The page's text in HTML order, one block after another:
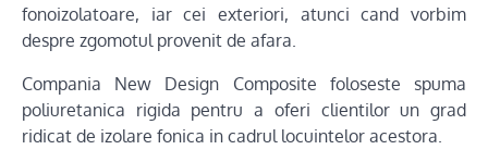
fonoizolatoare, iar cei exteriori, atunci cand vorbim
despre zgomotul provenit de afara.
Compania New Design Composite foloseste spuma
poliuretanica rigida pentru a oferi clientilor un grad
ridicat de izolare fonica in cadrul locuintelor acestora.